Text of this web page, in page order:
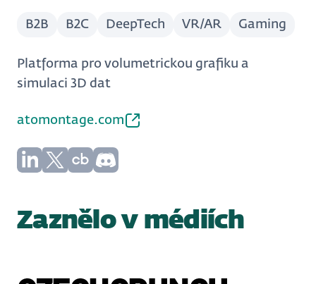
B2B B2C DeepTech VR/AR Gaming
Platforma pro volumetrickou grafiku a
simulaci 3D dat
atomontage.com
Zaznělo v médiích